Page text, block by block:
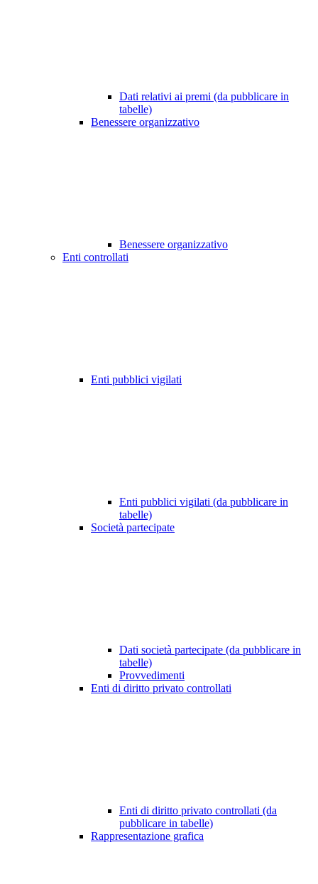
Dati relativi ai premi (da pubblicare in
tabelle)
Benessere organizzativo
Benessere organizzativo
Enti controllati
Enti pubblici vigilati
Enti pubblici vigilati (da pubblicare in
tabelle)
Società partecipate
Dati società partecipate (da pubblicare in
tabelle)
Provvedimenti
Enti di diritto privato controllati
Enti di diritto privato controllati (da
pubblicare in tabelle)
Rappresentazione grafica